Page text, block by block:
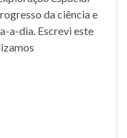
da ciência e
a-dia. Escrevi este